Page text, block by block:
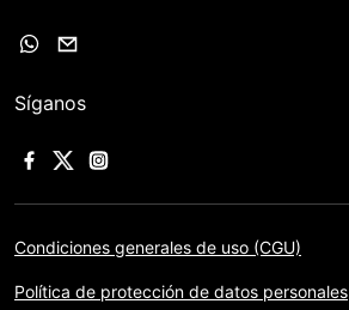
Síganos
Condiciones generales de uso (CGU)
Política de protección de datos personales